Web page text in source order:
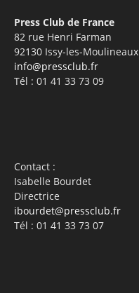
Press Club de France
82 rue Henri Farman
92130 Issy-les-Moulineaux
info@pressclub.fr
Tél : 01 41 33 73 09
Contact :
Isabelle Bourdet
Directrice
ibourdet@pressclub.fr
Tél : 01 41 33 73 07